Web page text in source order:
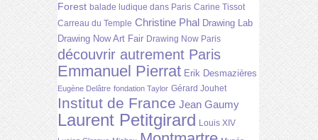
Forest balade ludique dans Paris Carine Tissot
Carreau du Temple Christine Phal Drawing Lab
Drawing Now Art Fair Drawing Now Paris
découvrir autrement Paris
Emmanuel Pierrat Erik Desmazières
Eugène Delâtre fondation Taylor Gérard Jouhet
Institut de France Jean Gaumy
Laurent Petitgirard Louis XIV